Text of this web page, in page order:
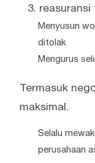
reasuransi
Menyusun
ditolak
Mengurus
Termasuk
maksimal.
Selalu
perusahaan